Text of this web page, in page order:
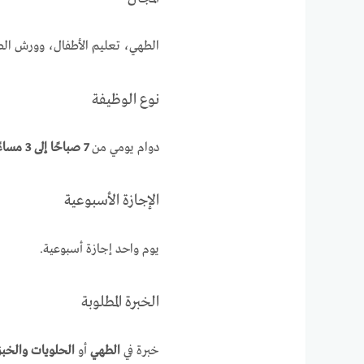
الطهي، تعليم الأطفال، وورش
نوع الوظيفة
دوام يومي من7 صباحًا إلى 3 مساءً
الإجازة الأسبوعية
يوم واحد إجازة أسبوعية.
الخبرة المطلوبة
خبرة في الطهيأو الحلويات